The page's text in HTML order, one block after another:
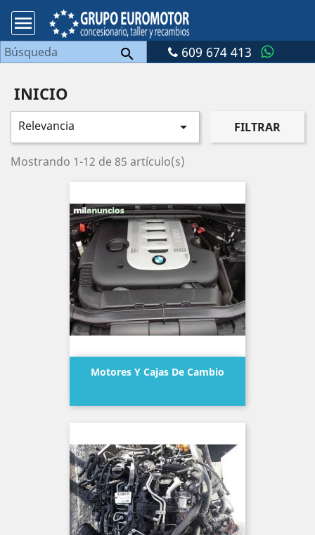

 609 674 413
INICIO
Relevancia  FILTRAR
Mostrando 1-12 de 85 artículo(s)
Motores Y Cajas De Cambio